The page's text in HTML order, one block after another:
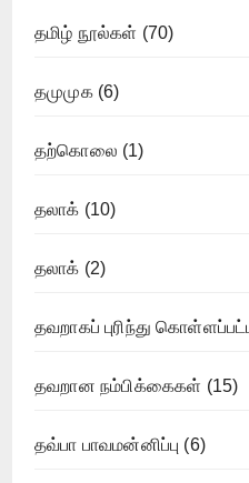
தமிழ் நூல்கள் (70)
தமுமுக(6)
தற்கொலை (1)
தலாக் (10)
தலாக் (2)
தவறாகப் புரிந்து
தவறான நம்பிக்கைகள் (15)
தவ்பா பாவமன்னிப்பு (6)